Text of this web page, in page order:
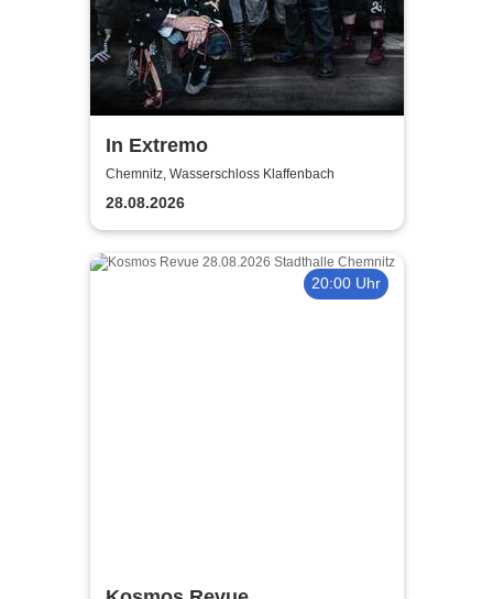
In Extremo
Chemnitz, Wasserschloss Klaffenbach
28.08.2026
20:00 Uhr